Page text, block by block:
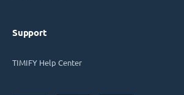
Support
TIMIFY Help Center